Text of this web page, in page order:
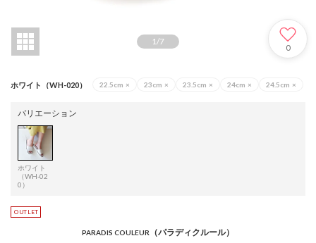
1/7
0
ホワイト（WH-020） 22.5cm × 23cm × 23.5cm × 24cm × 24.5cm ×
バリエーション
ホワイト
（WH-02
0）
PARADIS COULEUR （パラディクルール）